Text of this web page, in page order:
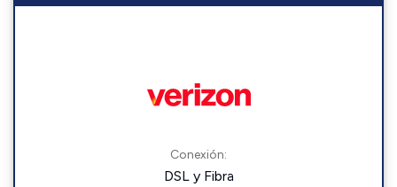
Conexión:
DSL y Fibra